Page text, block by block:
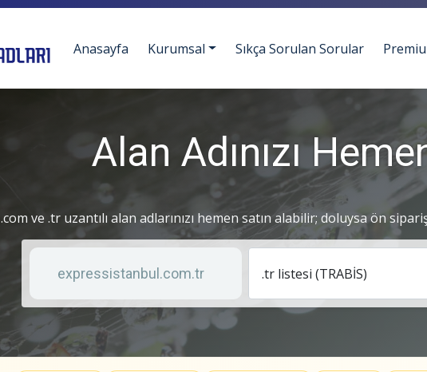
Anasayfa Kurumsal Sıkça Sorulan Sorular
Alan Adınızı
.com ve .tr uzantılı alan adlarınızı hemen satın alabilir; doluysa ön
Anahtar kelime
Liste türü